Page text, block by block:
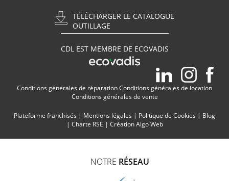
TÉLÉCHARGER LE CATALOGUE
OUTILLAGE
CDL EST MEMBRE DE ECOVADIS
Conditions générales de réparationConditions générales de location
Conditions générales de vente
Plateforme franchisés | Mentions légales | Politique de Cookies | Blog
| Charte RSE | Création Algo Web
NOTRE RÉSEAU